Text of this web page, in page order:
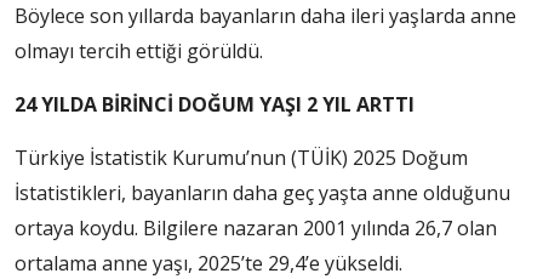
Böylece son yıllarda bayanların daha ileri yaşlarda anne
olmayı tercih ettiği görüldü.
24 YILDA BİRİNCİ DOĞUM YAŞI 2 YIL ARTTI
Türkiye İstatistik Kurumu’nun (TÜİK) 2025 Doğum
İstatistikleri, bayanların daha geç yaşta anne olduğunu
ortaya koydu. Bilgilere nazaran 2001 yılında 26,7 olan
ortalama anne yaşı, 2025’te 29,4’e yükseldi.